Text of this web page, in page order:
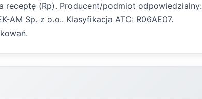
receptę (Rp). Producent/podmiot odpowiedzialny:
AM Sp. z o.o.. Klasyfikacja ATC: R06AE07.